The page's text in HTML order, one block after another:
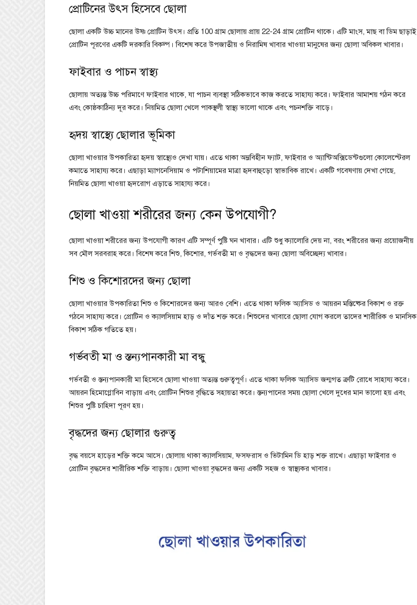
প্রোটিনের উৎস হিসেবে ছোলা
ছোলা একটি উচ্চ মানের উষ্ণ প্রোটিন উৎস। প্রতি 100 গ্রাম ছোলায় প্রায় 22-24 গ্রাম প্রোটিন থাকে। এটি মাংস, মাছ বা ডিম ছাড়াই
প্রোটিন পূরণের একটি দরকারি বিকল্প। বিশেষ করে উপজাতীয় ও নিরামিষ খাবার খাওয়া মানুষের জন্য ছোলা অবিকল খাবার।
ফাইবার ও পাচন স্বাস্থ্য
ছোলায় অত্যন্ত উচ্চ পরিমাণে ফাইবার থাকে, যা পাচন ব্যবস্থা সঠিকভাবে কাজ করতে সাহায্য করে। ফাইবার আমাশয় গঠন করে
এবং কোষ্ঠকাঠিন্য দূর করে। নিয়মিত ছোলা খেলে পাকস্থলী স্বাস্থ্য ভালো থাকে এবং পচনশক্তি বাড়ে।
হৃদয় স্বাস্থ্যে ছোলার ভূমিকা
ছোলা খাওয়ার উপকারিতা হৃদয় স্বাস্থ্যেও দেখা যায়। এতে থাকা অম্লবিহীন ফ্যাট, ফাইবার ও অ্যান্টিঅক্সিডেন্টগুলো কোলেস্টেরল
কমাতে সাহায্য করে। এছাড়া ম্যাগনেসিয়াম ও পটাশিয়ামের মাত্রা হৃদবাহুড়ো স্বাভাবিক রাখে। একটি গবেষণায় দেখা গেছে,
নিয়মিত ছোলা খাওয়া হৃদরোগ এড়াতে সাহায্য করে।
ছোলা খাওয়া শরীরের জন্য কেন উপযোগী?
ছোলা খাওয়া শরীরের জন্য উপযোগী কারণ এটি সম্পূর্ণ পুষ্টি ঘন খাবার। এটি শুধু ক্যালোরি দেয় না, বরং শরীরের জন্য প্রয়োজনীয়
সব মৌল সরবরাহ করে। বিশেষ করে শিশু, কিশোর, গর্ভবতী মা ও বৃদ্ধদের জন্য ছোলা অবিচ্ছেদ্য খাবার।
শিশু ও কিশোরদের জন্য ছোলা
ছোলা খাওয়ার উপকারিতা শিশু ও কিশোরদের জন্য আরও বেশি। এতে থাকা ফলিক অ্যাসিড ও আয়রন মস্তিষ্কের বিকাশ ও রক্ত
গঠনে সাহায্য করে। প্রোটিন ও ক্যালসিয়াম হাড় ও দাঁত শক্ত করে। শিশুদের খাবারে ছোলা যোগ করলে তাদের শারীরিক ও মানসিক
বিকাশ সঠিক গতিতে হয়।
গর্ভবতী মা ও স্তন্যপানকারী মা বন্ধু
গর্ভবতী ও স্তন্যপানকারী মা হিসেবে ছোলা খাওয়া অত্যন্ত গুরুত্বপূর্ণ। এতে থাকা ফলিক অ্যাসিড জন্মগত ত্রুটি রোধে সাহায্য করে।
আয়রন হিমোগ্লোবিন বাড়ায় এবং প্রোটিন শিশুর বৃদ্ধিতে সহায়তা করে। স্তন্যপানের সময় ছোলা খেলে দুধের মান ভালো হয় এবং
শিশুর পুষ্টি চাহিদা পূরণ হয়।
বৃদ্ধদের জন্য ছোলার গুরুত্ব
বৃদ্ধ বয়সে হাড়ের শক্তি কমে আসে। ছোলায় থাকা ক্যালসিয়াম, ফসফরাস ও ভিটামিন ডি হাড় শক্ত রাখে। এছাড়া ফাইবার ও
প্রোটিন বৃদ্ধদের শারীরিক শক্তি বাড়ায়। ছোলা খাওয়া বৃদ্ধদের জন্য একটি সহজ ও স্বাস্থ্যকর খাবার।